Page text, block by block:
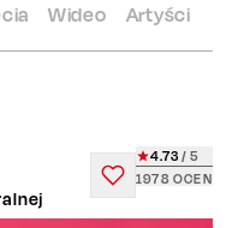
1978 OCEN
4.73 / 5
Wideo Artyści